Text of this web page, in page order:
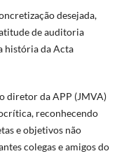
desejada,
de auditoria
história da Acta
diretor da APP (JMVA)
reconhecendo
e objetivos não
colegas e amigos do